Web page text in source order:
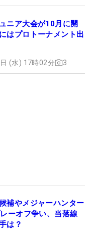
ニア大会が10月に開
はプロトーナメント出
(水) 17時02分 3
補やメジャーハンター
ーオフ争い、当落線
は？